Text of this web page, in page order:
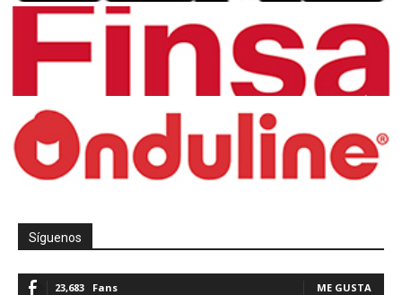
Síguenos
23,683 Fans ME GUSTA